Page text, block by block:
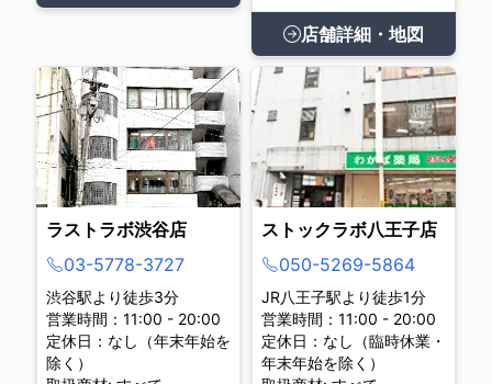
店舗詳細・地図
ラストラボ渋谷店
03-5778-3727
渋谷駅より徒歩3分
営業時間：11:00 - 20:00
定休日：なし（年末年始を
除く）
ストックラボ八王子店
050-5269-5864
JR八王子駅より徒歩1分
営業時間：11:00 - 20:00
定休日：なし（臨時休業・
年末年始を除く）